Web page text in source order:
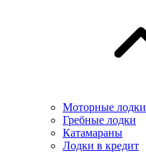
Моторные лодки
Гребные лодки
Катамараны
Лодки в кредит